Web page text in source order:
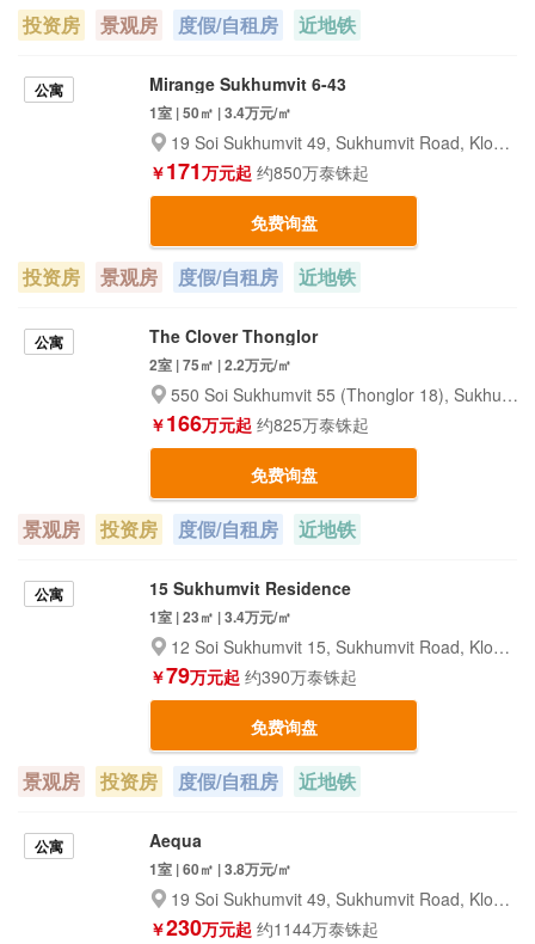
投资房 景观房 度假/自租房 近地铁
公寓 Mirange Sukhumvit 6-43
1室 | 50㎡ | 3.4万元/㎡
19 Soi Sukhumvit 49, Sukhumvit Road, Klongton- Nua, Wattana, Bangkok 10110
￥171万元起 约850万泰铢起
免费询盘
投资房 景观房 度假/自租房 近地铁
公寓 The Clover Thonglor
2室 | 75㎡ | 2.2万元/㎡
550 Soi Sukhumvit 55 (Thonglor 18), Sukhumvit Road, Klongton-nua, Wattana, Bangkok 10110
￥166万元起 约825万泰铢起
免费询盘
景观房 投资房 度假/自租房 近地铁
公寓 15 Sukhumvit Residence
1室 | 23㎡ | 3.4万元/㎡
12 Soi Sukhumvit 15, Sukhumvit Road, Klongtoey- Nua, Wattana, Bangkok 10110
￥79万元起 约390万泰铢起
免费询盘
景观房 投资房 度假/自租房 近地铁
公寓 Aequa
1室 | 60㎡ | 3.8万元/㎡
19 Soi Sukhumvit 49, Sukhumvit Road, Klongton-Nua, Wattana, Bangkok 10110
￥230万元起 约1144万泰铢起